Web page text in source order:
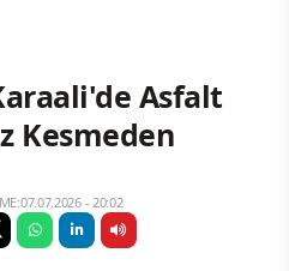
Asfalt
Kesmeden
- 20:02